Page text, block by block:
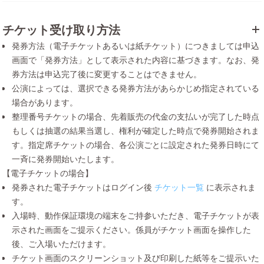
チケット受け取り方法
発券方法（電子チケットあるいは紙チケット）につきましては申込
画面で「発券方法」として表示された内容に基づきます。なお、発
券方法は申込完了後に変更することはできません。
公演によっては、選択できる発券方法があらかじめ指定されている
場合があります。
整理番号チケットの場合、先着販売の代金の支払いが完了した時点
もしくは抽選の結果当選し、権利が確定した時点で発券開始されま
す。指定席チケットの場合、各公演ごとに設定された発券日時にて
一斉に発券開始いたします。
【電子チケットの場合】
発券された電子チケットはログイン後 チケット一覧 に表示されま
す。
入場時、動作保証環境の端末をご持参いただき、電子チケットが表
示された画面をご提示ください。係員がチケット画面を操作した
後、ご入場いただけます。
チケット画面のスクリーンショット及び印刷した紙等をご提示いた